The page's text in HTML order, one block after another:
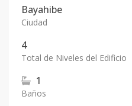
Bayahibe
Ciudad
4
Total de Niveles del Edificio
1
Baños